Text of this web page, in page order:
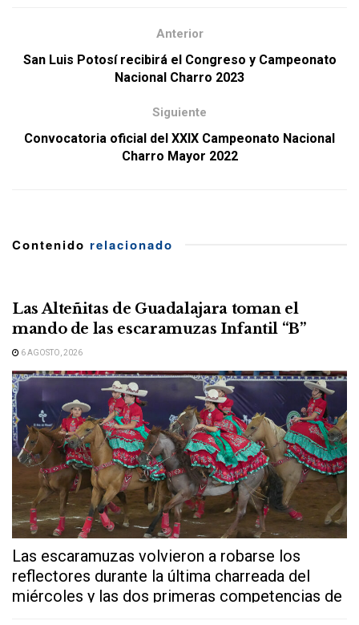
Anterior
San Luis Potosí recibirá el Congreso y Campeonato
Nacional Charro 2023
Siguiente
Convocatoria oficial del XXIX Campeonato Nacional
Charro Mayor 2022
Contenido relacionado
Las Alteñitas de Guadalajara toman el
mando de las escaramuzas Infantil “B”
6 AGOSTO, 2026
Las escaramuzas volvieron a robarse los
reflectores durante la última charreada del
miércoles y las dos primeras competencias de